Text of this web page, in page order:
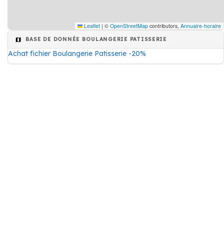
Leaflet | © OpenStreetMap contributors, Annuaire-horaire
BASE DE DONNÉE BOULANGERIE PATISSERIE
Achat fichier Boulangerie Patisserie -20%